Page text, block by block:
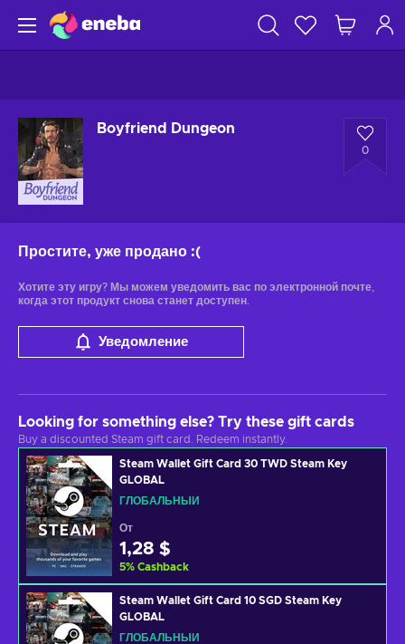
Boyfriend Dungeon
0
Простите, уже продано :(
Хотите эту игру? Мы можем уведомить вас по электронной почте,
когда этот продукт снова станет доступен.
Уведомление
Looking for something else? Try these gift cards
Buy a discounted Steam gift card. Redeem instantly.
Steam Wallet Gift Card 30 TWD Steam Key
GLOBAL
ГЛОБАЛЬНЫЙ
От
1,28 $
5% Cashback
Steam Wallet Gift Card 10 SGD Steam Key
GLOBAL
ГЛОБАЛЬНЫЙ